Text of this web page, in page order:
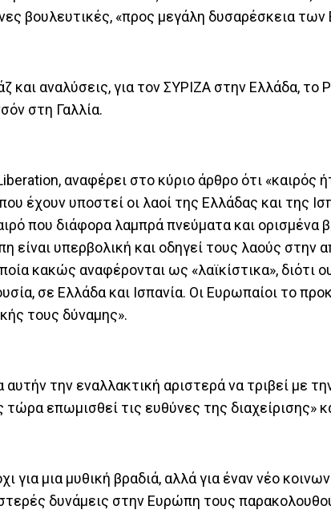
βουλευτικές, «προς μεγάλη δυσαρέσκεια
και αναλύσεις, για τον ΣΥΡΙΖΑ στην Ελλάδα, το
στη Γαλλία.
αναφέρει στο κύριο άρθρο ότι «καιρός
έχουν υποστεί οι λαοί της Ελλάδας και της
που διάφορα λαμπρά πνεύματα και ορισμένα
υπερβολική και οδηγεί τους λαούς στην
κακώς αναφέρονται ως «λαϊκίστικα», διότι
σε Ελλάδα και Ισπανία. Οι Ευρωπαίοι το
τους δύναμης».
αυτήν την εναλλακτική αριστερά να τριβεί με
επωμισθεί τις ευθύνες της διαχείρισης»
για μια μυθική βραδιά, αλλά για έναν νέο
δυνάμεις στην Ευρώπη τους